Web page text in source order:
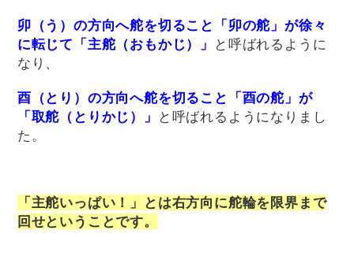
卯（う）の方向へ舵を切ること「卯の舵」が徐々
に転じて「主舵（おもかじ）」
と呼ばれるように
なり、
酉（とり）の方向へ舵を切ること「酉の舵」が
「取舵（とりかじ）」
と呼ばれるようになりまし
た。
「主舵いっぱい！」とは右方向に舵輪を限界まで
回せということです。